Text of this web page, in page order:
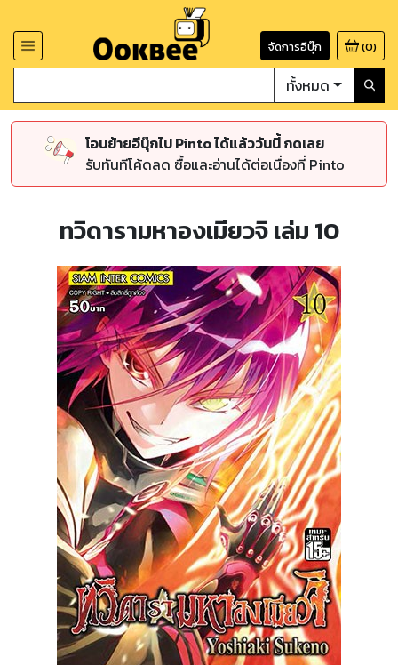
จัดการอีบุ๊ก (0)
ทั้งหมด
โอนย้ายอีบุ๊กไป Pinto ได้แล้ววันนี้ กดเลย
รับทันทีโค้ดลด ซื้อและอ่านได้ต่อเนื่องที่ Pinto
ทวิดารามหาองเมียวจิ เล่ม 10